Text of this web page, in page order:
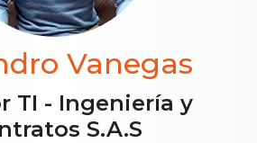
Vanegas
TI - Ingeniería y
S.A.S